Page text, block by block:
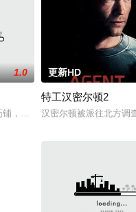
过程中，他面临着来自超自
1.0
，却为守护单亲母女小茜和依
更新HD
特工汉密尔顿2
汉密尔顿被派往北方调